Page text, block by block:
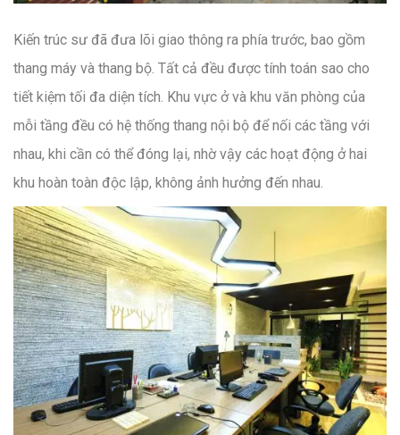
Kiến trúc sư đã đưa lõi giao thông ra phía trước, bao gồm
thang máy và thang bộ. Tất cả đều được tính toán sao cho
tiết kiệm tối đa diện tích. Khu vực ở và khu văn phòng của
mỗi tầng đều có hệ thống thang nội bộ để nối các tầng với
nhau, khi cần có thể đóng lại, nhờ vậy các hoạt động ở hai
khu hoàn toàn độc lập, không ảnh hưởng đến nhau.